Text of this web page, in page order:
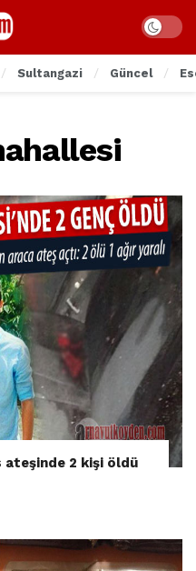
Sultangazi Güncel
ateşinde 2 kişi öldü